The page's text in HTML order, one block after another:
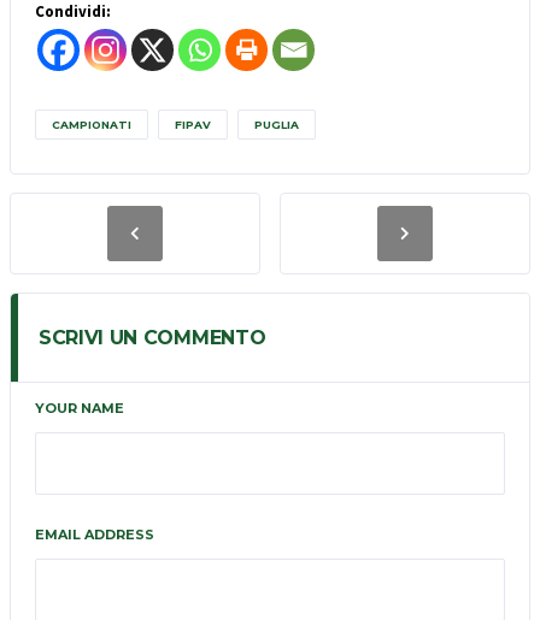
Condividi:
CAMPIONATI FIPAV PUGLIA
SCRIVI UN COMMENTO
YOUR NAME
EMAIL ADDRESS